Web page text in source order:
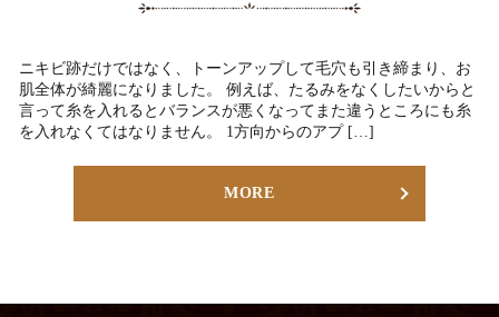
ニキビ跡だけではなく、トーンアップして毛穴も引き締まり、お
肌全体が綺麗になりました。 例えば、たるみをなくしたいからと
言って糸を入れるとバランスが悪くなってまた違うところにも糸
を入れなくてはなりません。 1方向からのアプ […]
MORE